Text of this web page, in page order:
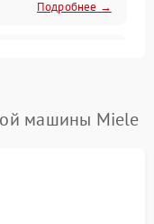
Подробнее →
Подробнее →
машины Miele